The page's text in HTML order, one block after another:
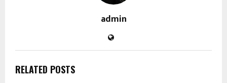
admin
RELATED POSTS